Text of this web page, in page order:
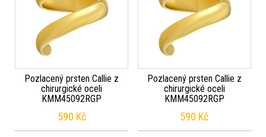
Pozlacený prsten Callie z
chirurgické oceli
KMM45092RGP
590 Kč
Pozlacený prsten Callie z
chirurgické oceli
KMM45092RGP
590 Kč